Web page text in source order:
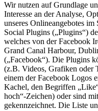
Wir nutzen auf Grundlage
Interesse an der Analyse,
unseres Onlineangebotes
Social Plugins („Plugins“)
welches von der Facebook
Grand Canal Harbour,
(„Facebook“). Die Plugins
(z.B. Videos, Grafiken oder
einem der Facebook Logos
Kachel, den Begriffen
hoch“-Zeichen) oder sind
gekennzeichnet. Die Liste